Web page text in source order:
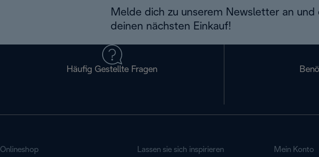
Melde dich zu unserem Newsletter an und
deinen nächsten Einkauf!
Häufig Gestellte Fragen
Onlineshop Lassen sie sich inspirieren Mein Konto